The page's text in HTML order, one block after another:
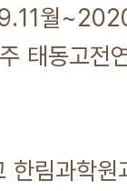
월
태동고전
한림과학